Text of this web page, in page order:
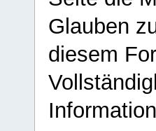
Glauben
diesem